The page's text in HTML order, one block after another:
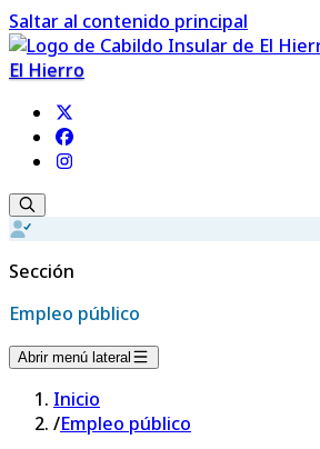
Saltar al contenido principal
El Hierro
Sección
Empleo público
Abrir menú lateral
Inicio
/Empleo público